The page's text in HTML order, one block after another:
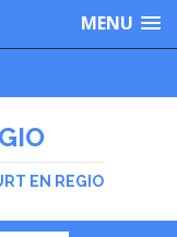
MENU
EN REGIO